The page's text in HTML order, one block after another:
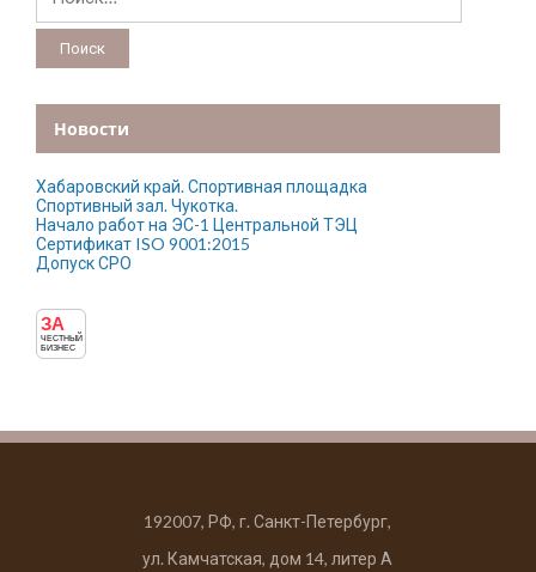
Новости
Хабаровский край. Спортивная площадка
Спортивный зал. Чукотка.
Начало работ на ЭС-1 Центральной ТЭЦ
Сертификат ISO 9001:2015
Допуск СРО
ЗА
ЧЕСТНЫЙ
БИЗНЕС
192007, РФ, г. Санкт-Петербург,
ул. Камчатская, дом 14, литер А